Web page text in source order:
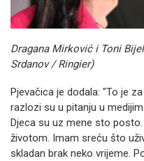
Dragana Mirković i Toni
Srdanov / Ringier)
Pjevačica je dodala: "To je
razlozi su u pitanju u
Djeca su uz mene sto
životom. Imam sreću što
skladan brak neko vrijeme.